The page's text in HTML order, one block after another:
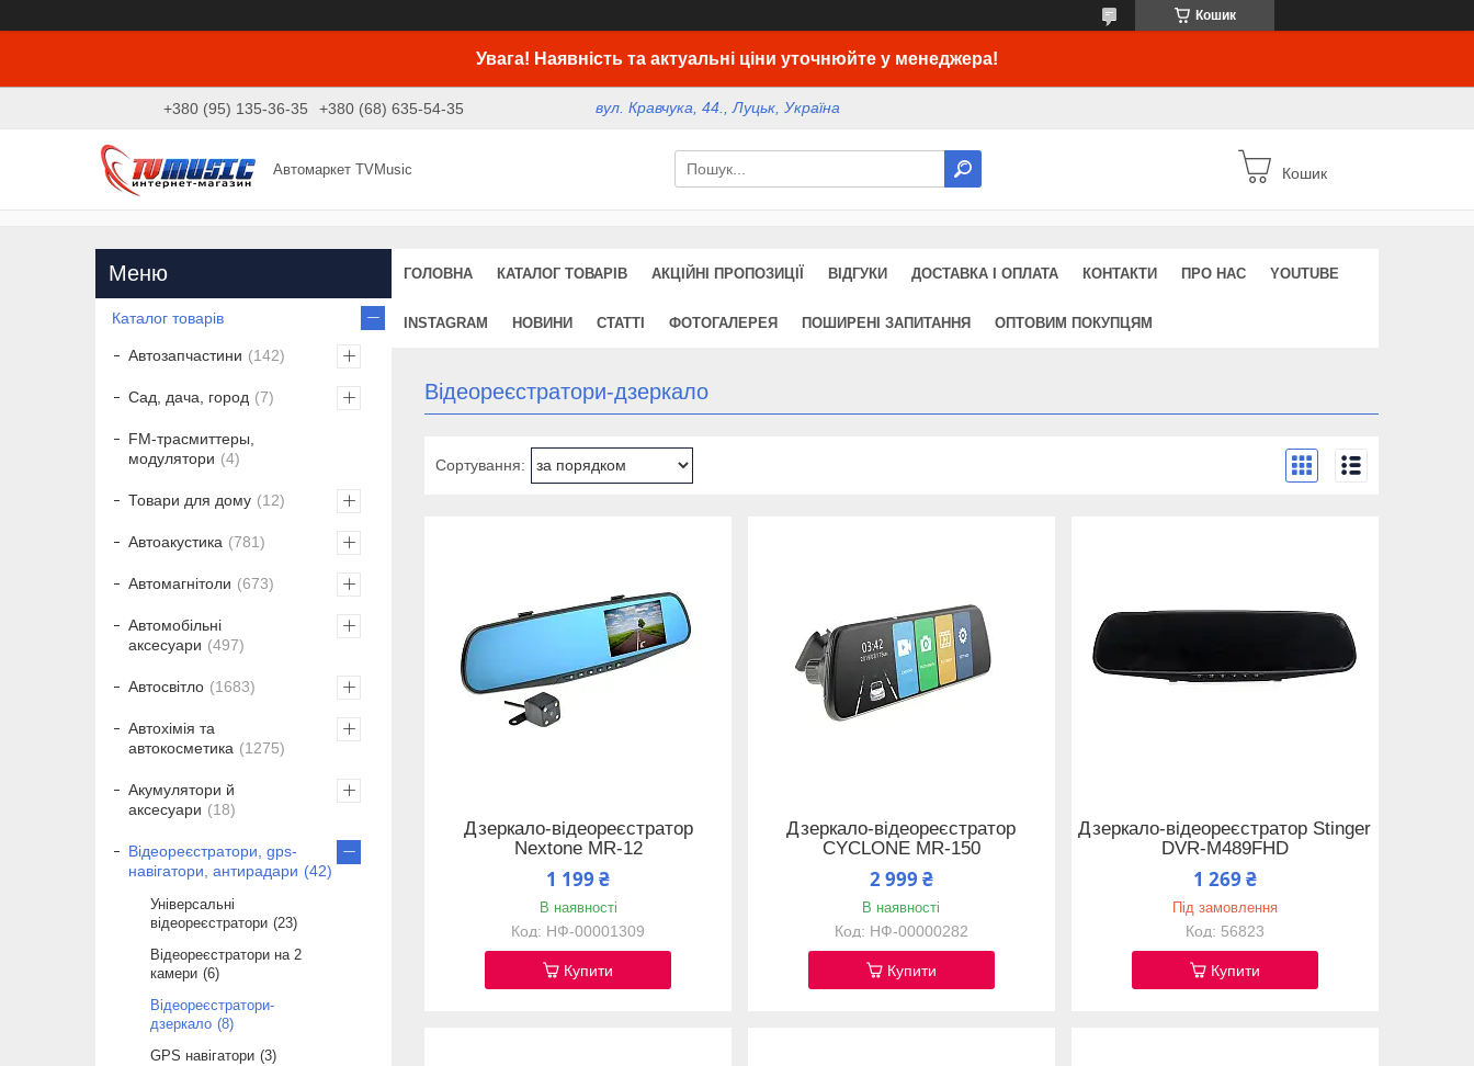
Кошик
Увага! Наявність та актуальні ціни уточнюйте у менеджера!
+380 (95) 135-36-35 +380 (68) 635-54-35 вул. Кравчука, 44., Луцьк, Україна
Автомаркет TVMusic Кошик
ГОЛОВНА КАТАЛОГ ТОВАРІВ АКЦІЙНІ ПРОПОЗИЦІЇ ВІДГУКИ ДОСТАВКА І ОПЛАТА КОНТАКТИ ПРО НАС YOUTUBE
INSTAGRAM НОВИНИ СТАТТІ ФОТОГАЛЕРЕЯ ПОШИРЕНІ ЗАПИТАННЯ ОПТОВИМ ПОКУПЦЯМ
Відеореєстратори-дзеркало
Дзеркало-відеореєстратор
Nextone MR-12
1 199 ₴
В наявності
НФ-00001309
Купити
Дзеркало-відеореєстратор
CYCLONE MR-150
2 999 ₴
В наявності
НФ-00000282
Купити
Дзеркало-відеореєстратор Stinger
DVR-M489FHD
1 269 ₴
Під замовлення
56823
Купити
Каталог товарів
Автозапчастини 142
Сад, дача, город 7
FM-трасмиттеры,
модулятори
4
Товари для дому 12
Автоакустика 781
Автомагнітоли 673
Автомобільні
аксесуари
497
Автосвітло 1683
Автохімія та
автокосметика
1275
Акумулятори й
аксесуари
18
Відеореєстратори, gps-
навігатори, антирадари
42
Універсальні
відеореєстратори 23
Відеореєстратори на 2
камери 6
Відеореєстратори-
дзеркало 8
GPS навігатори 3